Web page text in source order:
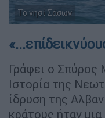
Το νησί Σάσων
Γράφει ο Σπύρος
Ιστορία της
ίδρυση της
κράτους ήταν